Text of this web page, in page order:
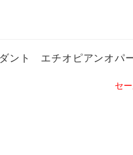
ント エチオピアンオパ
セ